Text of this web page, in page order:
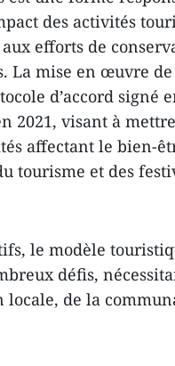
des activités
efforts de
La mise en œuvre
d’accord signé
2021, visant à
affectant le bien-
tourisme et des
le modèle
défis,
de la